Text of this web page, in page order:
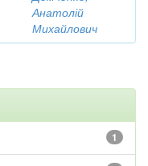
Анатолій
Михайлович
1